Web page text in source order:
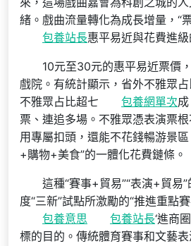
緒。戲曲流量轉化為成長增量，“
包養站長惠平易近與花費進
10元至30元的惠平易近票價
戲院。有統計顯示，省外不雅眾
不雅眾占比超七
包養網單次
票、連追多場。不雅眾憑表演票
用專屬扣頭，還能不花錢暢游景
+購物+美食”的一體化花費鏈條。
這種“賽事+貿易”“表演+貿易
度“三新”試點所激勵的“推進重點
包養意思
包養站長‘進商
標的目的。傳統體育賽事和文藝